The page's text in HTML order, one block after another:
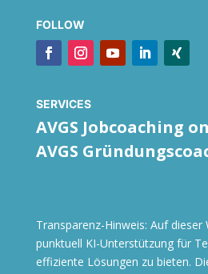
FOLLOW
SERVICES
AVGS Jobcoaching
AVGS
Transparenz-Hinweis: Auf dieser
punktuell KI-Unterstützung für
effiziente Lösungen zu bieten.